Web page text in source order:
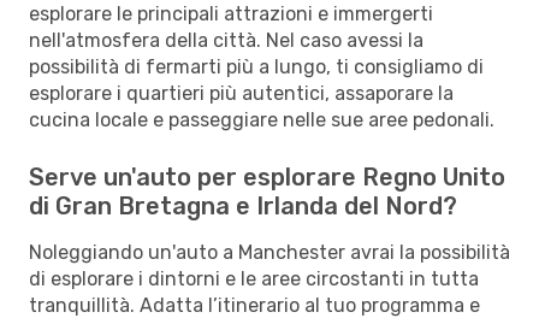
esplorare le principali attrazioni e immergerti
nell'atmosfera della città. Nel caso avessi la
possibilità di fermarti più a lungo, ti consigliamo di
esplorare i quartieri più autentici, assaporare la
cucina locale e passeggiare nelle sue aree pedonali.
Serve un'auto per esplorare Regno Unito
di Gran Bretagna e Irlanda del Nord?
Noleggiando un'auto a Manchester avrai la possibilità
di esplorare i dintorni e le aree circostanti in tutta
tranquillità. Adatta l’itinerario al tuo programma e